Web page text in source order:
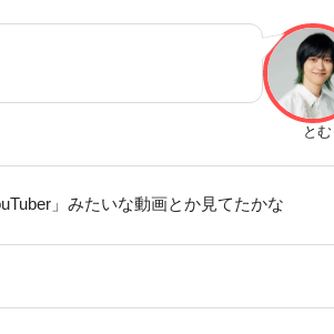
とむ
」みたいな動画とか見てたかな